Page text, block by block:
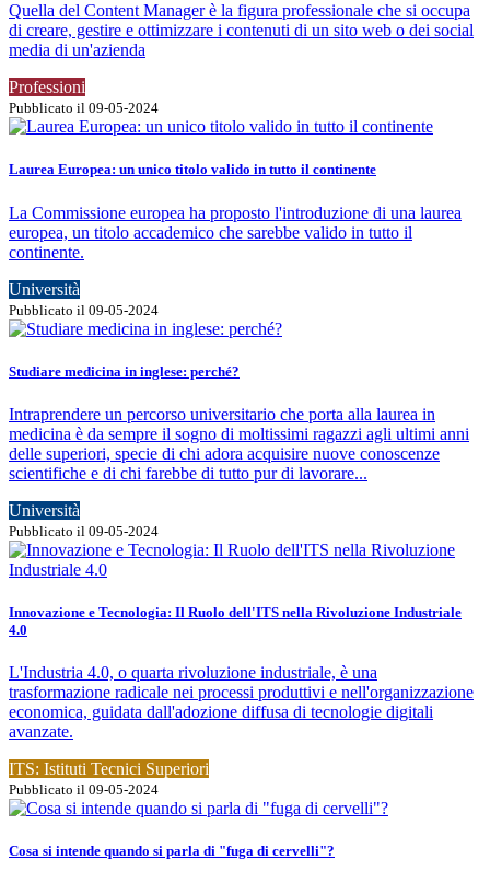
Quella del Content Manager è la figura professionale che si occupa
di creare, gestire e ottimizzare i contenuti di un sito web o dei social
media di un'azienda
Professioni
Pubblicato il 09-05-2024
Laurea Europea: un unico titolo valido in tutto il continente
La Commissione europea ha proposto l'introduzione di una laurea
europea, un titolo accademico che sarebbe valido in tutto il
continente.
Università
Pubblicato il 09-05-2024
Studiare medicina in inglese: perché?
Intraprendere un percorso universitario che porta alla laurea in
medicina è da sempre il sogno di moltissimi ragazzi agli ultimi anni
delle superiori, specie di chi adora acquisire nuove conoscenze
scientifiche e di chi farebbe di tutto pur di lavorare...
Università
Pubblicato il 09-05-2024
Innovazione e Tecnologia: Il Ruolo dell'ITS nella Rivoluzione Industriale
4.0
L'Industria 4.0, o quarta rivoluzione industriale, è una
trasformazione radicale nei processi produttivi e nell'organizzazione
economica, guidata dall'adozione diffusa di tecnologie digitali
avanzate.
ITS: Istituti Tecnici Superiori
Pubblicato il 09-05-2024
Cosa si intende quando si parla di "fuga di cervelli"?